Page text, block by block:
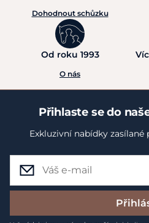
Dohodnout schůzku
Od roku 1993
O nás
Přihlaste se do
Exkluzivní nabídky